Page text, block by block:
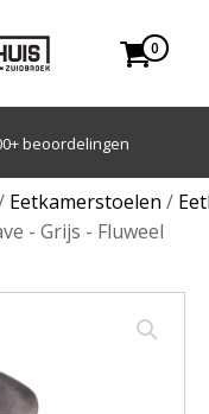
0
met Klarna
Eetkamerstoelen /
- Grijs - Fluweel